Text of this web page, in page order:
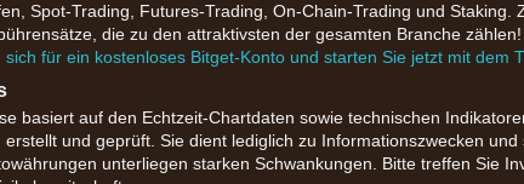
Spot-Trading, Futures-Trading, On-Chain-Trading und Staking.
die zu den attraktivsten der gesamten Branche zählen!
sich für ein kostenloses Bitget-Konto und starten Sie jetzt mit dem
basiert auf den Echtzeit-Chartdaten sowie technischen
erstellt und geprüft. Sie dient lediglich zu Informationszwecken
unterliegen starken Schwankungen. Bitte treffen Sie